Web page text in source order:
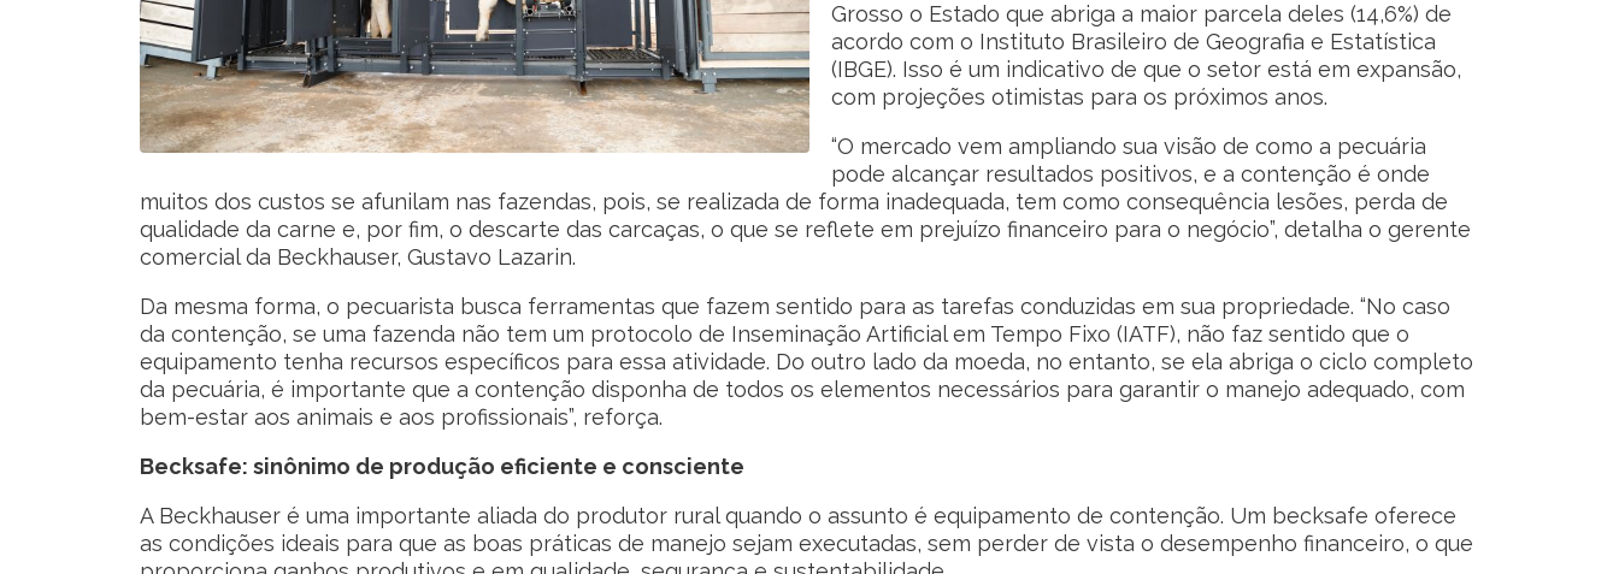
Grosso o Estado que abriga a maior parcela deles (14,6%) de
acordo com o Instituto Brasileiro de Geografia e Estatística
(IBGE). Isso é um indicativo de que o setor está em expansão,
com projeções otimistas para os próximos anos.
“O mercado vem ampliando sua visão de como a pecuária
pode alcançar resultados positivos, e a contenção é onde
muitos dos custos se afunilam nas fazendas, pois, se realizada de forma inadequada, tem como consequência lesões, perda de
qualidade da carne e, por fim, o descarte das carcaças, o que se reflete em prejuízo financeiro para o negócio”, detalha o gerente
comercial da Beckhauser, Gustavo Lazarin.
Da mesma forma, o pecuarista busca ferramentas que fazem sentido para as tarefas conduzidas em sua propriedade. “No caso
da contenção, se uma fazenda não tem um protocolo de Inseminação Artificial em Tempo Fixo (IATF), não faz sentido que o
equipamento tenha recursos específicos para essa atividade. Do outro lado da moeda, no entanto, se ela abriga o ciclo completo
da pecuária, é importante que a contenção disponha de todos os elementos necessários para garantir o manejo adequado, com
bem-estar aos animais e aos profissionais”, reforça.
Becksafe: sinônimo de produção eficiente e consciente
A Beckhauser é uma importante aliada do produtor rural quando o assunto é equipamento de contenção. Um becksafe oferece
as condições ideais para que as boas práticas de manejo sejam executadas, sem perder de vista o desempenho financeiro, o que